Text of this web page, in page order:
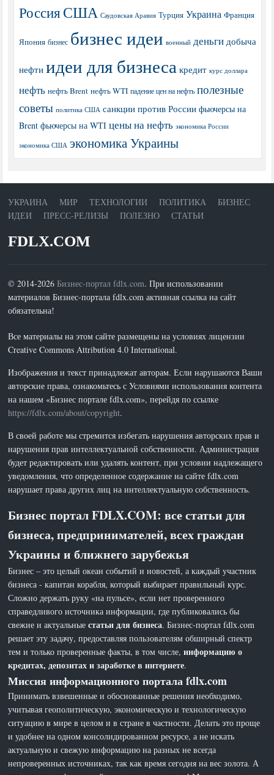
РоссияСША Саудовская Аравия Турция Украина Франция
Япония бизнес бизнес идеи военный деньги добыча
нефти идеи для бизнеса кредит курс доллара
нефть нефть Brent нефть WTI падение цен на нефть полезные
советы политика США санкции против России фьючерсы на
Brent фьючерсы на WTI цены на нефть экономика России
экономика США экономика Украины
УКРАИНА МИР ТЕХНОЛОГИИ ПОЛИТИКА
БИЗНЕС
ИДЕИ
ПРЕСС-РЕЛИЗЫ ПОЛЕЗНО СТАТЬИ
FDLX.COM
© 2014-2026Бизнес-портал fdlx.com. При использовании
материалов Бизнес-портала fdlx.com активная ссылка на сайт
обязательна!
Все материалы на этом сайте размещены на условиях лицензии
Creative Commons Attribution 4.0 International.
Изображения и текст принадлежат авторам. Если нарушаются Ваши
авторские права, ознакомьтесь с Условиями использования контента
на нашем «Бизнес портале fdlx.com», перейдя по ссылке
https://fdlx.com/about/copyright.
В своей работе мы стремится избегать нарушения авторских прав и
нарушения прав интеллектуальной собственности. Администрация
будет редактировать или удалять контент, при условии надлежащего
уведомления, что определенное содержание на сайте fdlx.com
нарушает права других лиц на интеллектуальную собственность.
Бизнес портал FDLX.COM: все статьи для
бизнеса, предпринимателей, всех граждан
Украины и ближнего зарубежья
Бизнес – это целый океан событий и новостей, а каждый участник
бизнеса - капитан корабля, который выбирает правильный курс.
Сложно держать руку «на пульсе», если нет проверенного
справедливого источника информации, где публиковались бы
свежие и актуальныестатьи для бизнеса. Бизнес-портал fdlx.com
решает эту задачу, предоставляя пользователям обширный спектр
тем и только проверенные факты, в том числе,информацию о
кредитах, депозитах и заработке в интернете.
Миссия информационного портала fdlx.com
Принимать взвешенные и обоснованные решения необходимо,
учитывая геополитическую, экономическую и технологическую
ситуацию в мире в целом и в стране в частности. Делать это проще
и удобнее на одном консолидированном ресурсе, а не искать
актуальную и свежую информацию на разных не всегда
непроверенных источниках, так как время сегодня на вес золота. А